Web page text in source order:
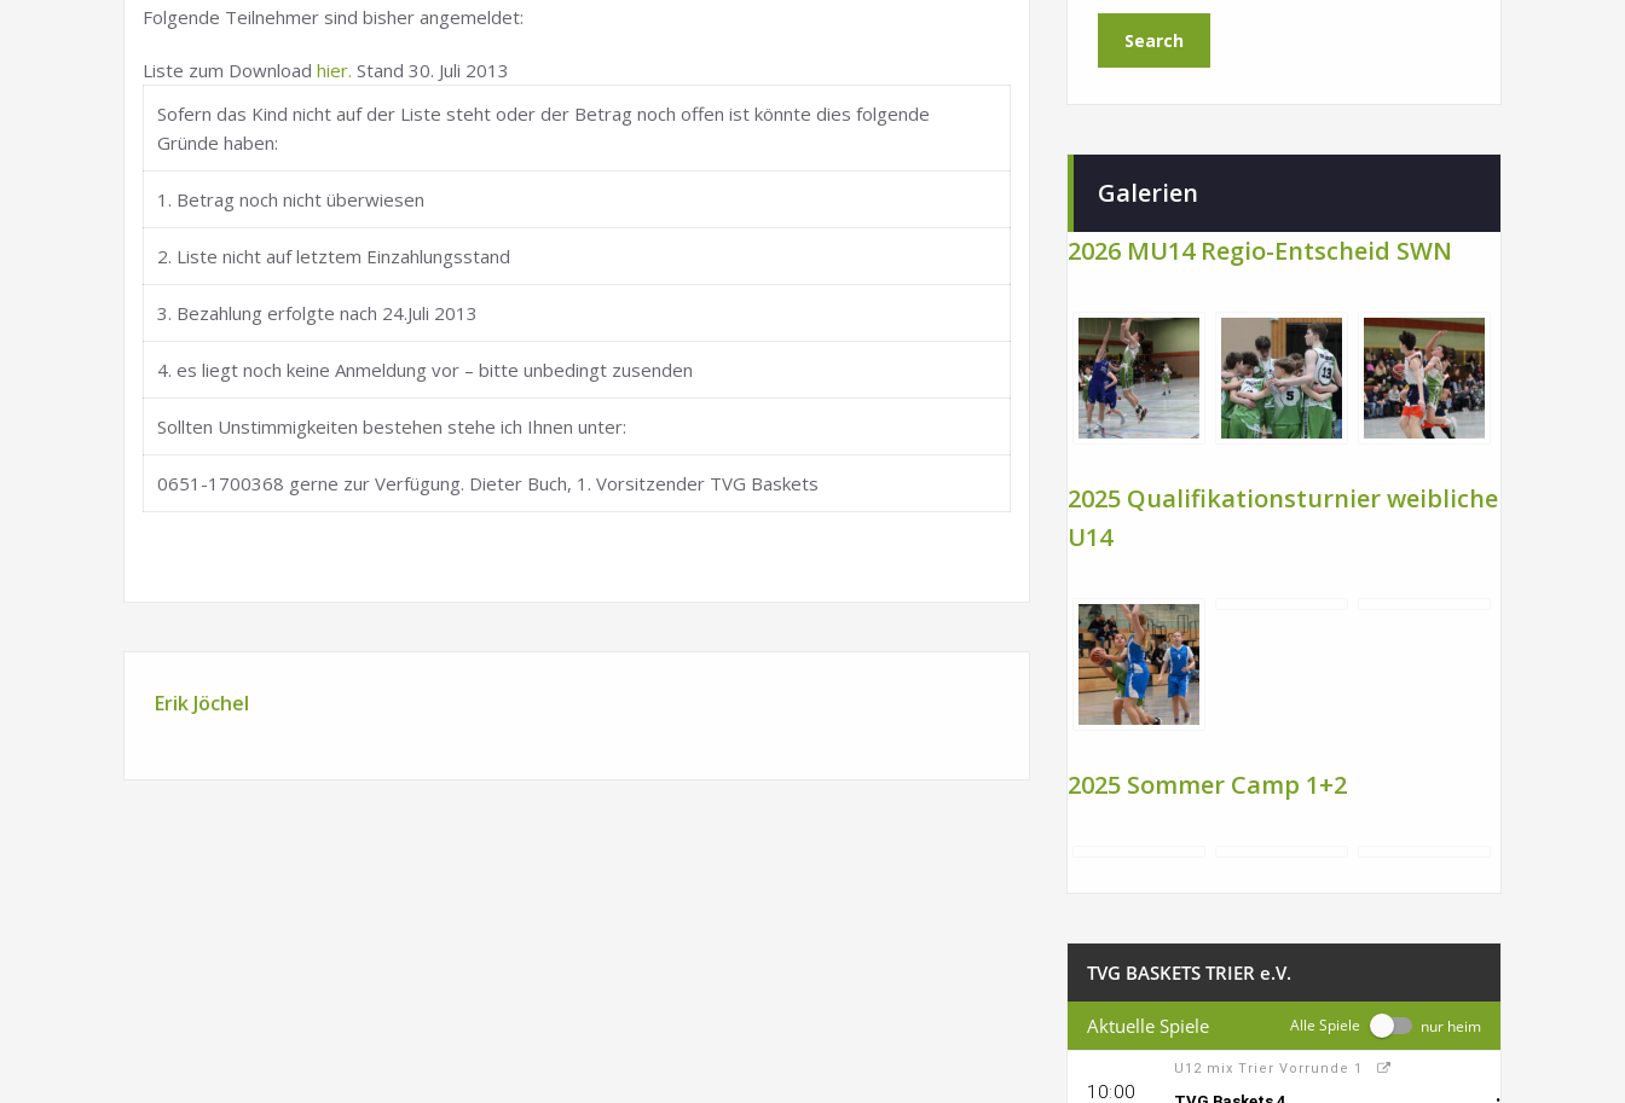
Folgende Teilnehmer sind bisher angemeldet:
Liste zum Download hier. Stand 30. Juli 2013
Sofern das Kind nicht auf der Liste steht oder der Betrag noch offen ist könnte dies folgende
Gründe haben:
1. Betrag noch nicht überwiesen
2. Liste nicht auf letztem Einzahlungsstand
3. Bezahlung erfolgte nach 24.Juli 2013
4. es liegt noch keine Anmeldung vor – bitte unbedingt zusenden
Sollten Unstimmigkeiten bestehen stehe ich Ihnen unter:
0651-1700368 gerne zur Verfügung. Dieter Buch, 1. Vorsitzender TVG Baskets
Erik Jöchel
Galerien
2026 MU14 Regio-Entscheid SWN
2025 Qualifikationsturnier weibliche
U14
2025 Sommer Camp 1+2